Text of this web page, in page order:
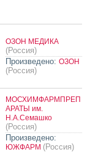
ОЗОН МЕДИКА
(Россия)
Произведено: ОЗОН
(Россия)
МОСХИМФАРМПРЕП
АРАТЫ им.
Н.А.Семашко
(Россия)
Произведено:
ЮЖФАРМ (Россия)